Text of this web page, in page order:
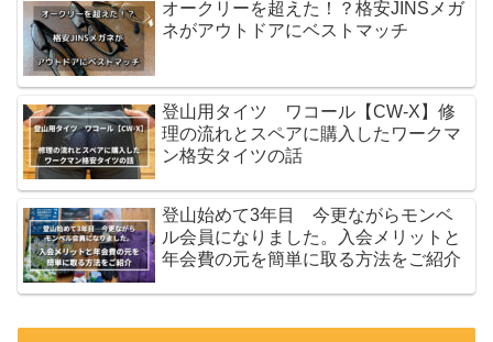
オークリーを超えた！？格安JINSメガ
ネがアウトドアにベストマッチ
登山用タイツ ワコール【CW-X】修
理の流れとスペアに購入したワークマ
ン格安タイツの話
登山始めて3年目 今更ながらモンベ
ル会員になりました。入会メリットと
年会費の元を簡単に取る方法をご紹介